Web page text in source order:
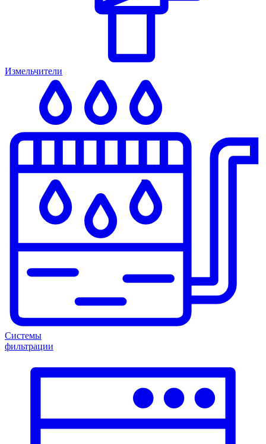
Измельчители
Системы
фильтрации